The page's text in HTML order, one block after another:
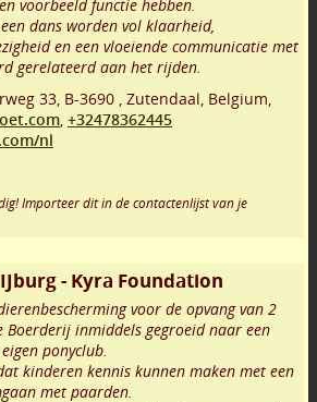
voorbeeld functie hebben.
dans worden vol klaarheid,
en een vloeiende communicatie met
gerelateerd aan het rijden.
33, B-3690 , Zutendaal, Belgium,
, +32478362445
nl
Importeer dit in de contactenlijst van je
- Kyra Foundation
voor de opvang van 2
Boerderij inmiddels gegroeid naar een
ponyclub.
kinderen kennis kunnen maken met een
met paarden.